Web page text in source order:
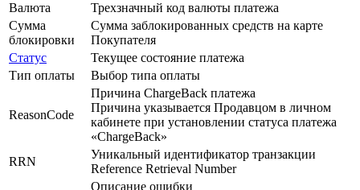
Валюта
Трехзначный код валюты платежа
Сумма
блокировки
Сумма заблокированных средств на карте
Покупателя
Статус
Текущее состояние платежа
Тип оплаты
Выбор типа оплаты
ReasonCode
Причина ChargeBack платежа
Причина указывается Продавцом в личном
кабинете при установлении статуса платежа
«ChargeBack»
RRN
Уникальный идентификатор транзакции
Reference Retrieval Number
Описание ошибки